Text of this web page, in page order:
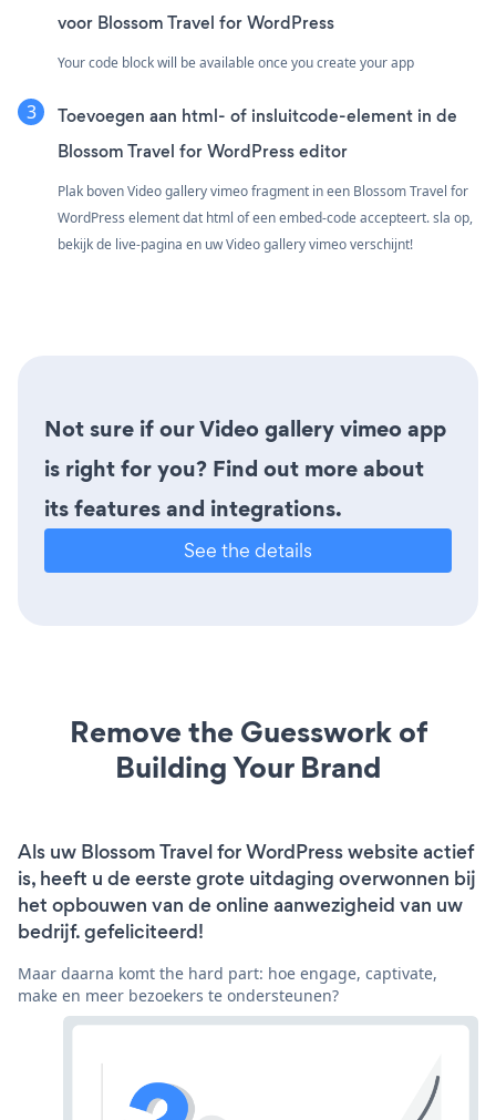
voor Blossom Travel for WordPress
Your code block will be available once you create your app
Toevoegen aan html- of insluitcode-element in de
Blossom Travel for WordPress editor
Plak boven Video gallery vimeo fragment in een Blossom Travel for
WordPress element dat html of een embed-code accepteert. sla op,
bekijk de live-pagina en uw Video gallery vimeo verschijnt!
Not sure if our Video gallery vimeo app
is right for you? Find out more about
its features and integrations.
See the details
Remove the Guesswork of
Building Your Brand
Als uw Blossom Travel for WordPress website actief
is, heeft u de eerste grote uitdaging overwonnen bij
het opbouwen van de online aanwezigheid van uw
bedrijf. gefeliciteerd!
Maar daarna komt the hard part: hoe engage, captivate,
make en meer bezoekers te ondersteunen?